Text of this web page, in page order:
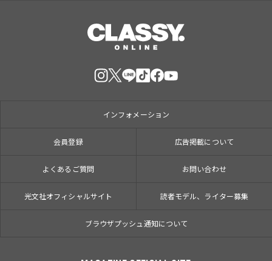
インフォメーション
会員登録 広告掲載について
よくあるご質問 お問い合わせ
光文社オフィシャルサイト 読者モデル、ライター募集
ブラウザプッシュ通知について